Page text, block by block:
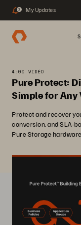
2 My Updates
4:00 VIDÉO
Pure Protect:
Simple for Any
Protect and recover
conversion, and SLA-
Pure Storage hardware.